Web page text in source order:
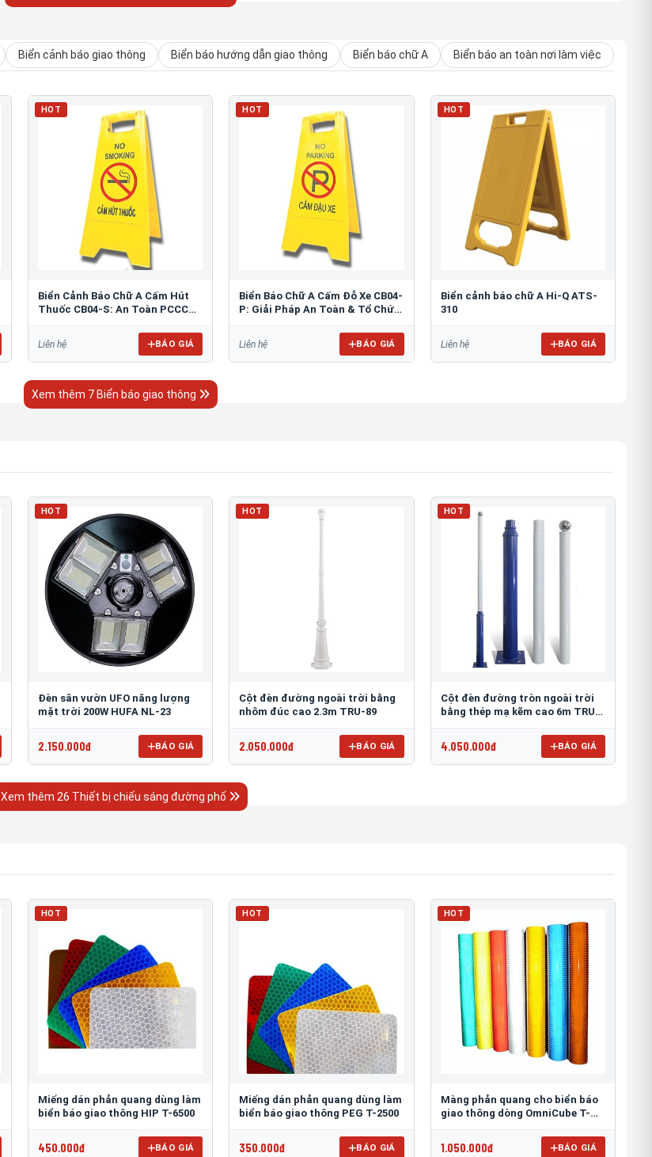
Biển cảnh báo giao thông Biển báo hướng dẫn giao thông Biển báo chữ A Biển báo an toàn nơi làm việc
HOT
Biển Cảnh Báo Chữ A Cấm Hút
Thuốc CB04-S: An Toàn PCCC
Liên hệ BÁO GIÁ
HOT
Biển Báo Chữ A Cấm Đỗ Xe CB04-
P: Giải Pháp An Toàn & Tổ Chức
Liên hệ BÁO GIÁ
HOT
Biển cảnh báo chữ A Hi-Q ATS-
310
Liên hệ BÁO GIÁ
Xem thêm 7 Biển báo giao thông
HOT
Đèn sân vườn UFO năng lượng
mặt trời 200W HUFA NL-23
2.150.000đ BÁO GIÁ
HOT
Cột đèn đường ngoài trời bằng
nhôm đúc cao 2.3m TRU-89
2.050.000đ BÁO GIÁ
HOT
Cột đèn đường tròn ngoài trời
bằng thép mạ kẽm cao 6m TRU-
4.050.000đ BÁO GIÁ
Xem thêm 26 Thiết bị chiếu sáng đường phố
HOT
Miếng dán phản quang dùng làm
biển báo giao thông HIP T-6500
450.000đ BÁO GIÁ
HOT
Miếng dán phản quang dùng làm
biển báo giao thông PEG T-2500
350.000đ BÁO GIÁ
HOT
Màng phản quang cho biển báo
giao thông dòng OmniCube T-
1.050.000đ BÁO GIÁ